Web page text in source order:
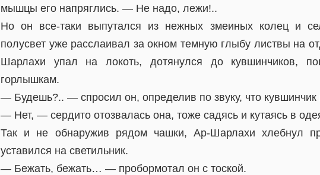
мышцы его напряглись. — Не надо, лежи!..
Но он все-таки выпутался из нежных змеиных колец и
полусвет уже расслаивал за окном темную глыбу листвы на
Шарлахи упал на локоть, дотянулся до кувшинчиков,
горлышкам.
— Будешь?.. — спросил он, определив по звуку, что кувшинчик
— Нет, — сердито отозвалась она, тоже садясь и кутаясь в
Так и не обнаружив рядом чашки, Ар-Шарлахи хлебнул
уставился на светильник.
— Бежать, бежать… — пробормотал он с тоской.